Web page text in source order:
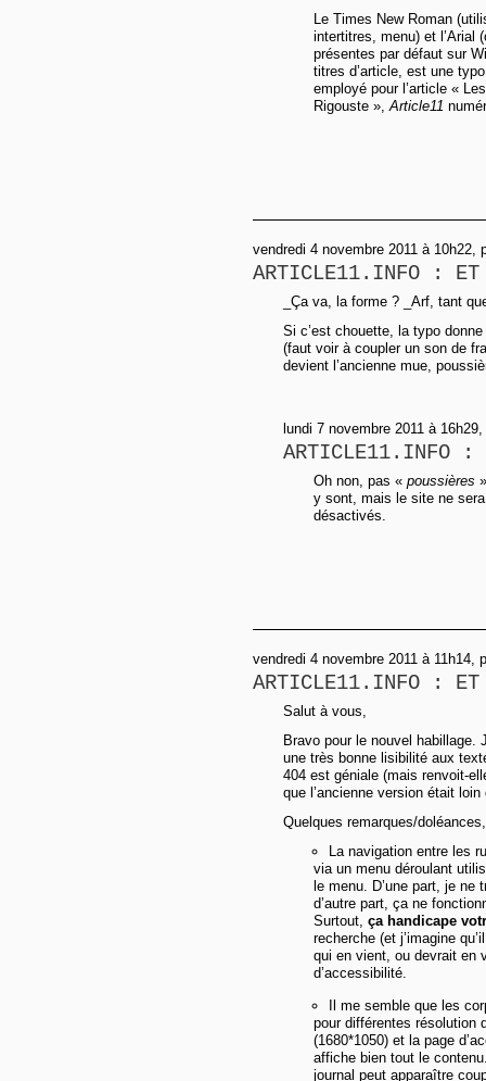
Le Times New Roman
intertitres, menu) et
présentes par défaut sur
titres d’article, est une
employé pour l’article «
Rigouste »,Article11
vendredi 4 novembre 2011 à 10h22,
ARTICLE11.INFO : ET
_Ça va, la forme ? _Arf, tant
Si c’est chouette, la typo
(faut voir à coupler un son de
devient l’ancienne mue,
lundi 7 novembre 2011 à
ARTICLE11.INFO :
Oh non, pas « poussières
y sont, mais le site ne
désactivés.
vendredi 4 novembre 2011 à 11h14,
ARTICLE11.INFO : ET
Salut à vous,
Bravo pour le nouvel habillage.
une très bonne lisibilité aux
404 est géniale (mais renvoit-
que l’ancienne version était loin
Quelques remarques/
La navigation entre les
via un menu déroulant
le menu. D’une part, je ne
d’autre part, ça ne
Surtout, ça handicape
recherche (et j’imagine
qui en vient, ou devrait en
d’accessibilité.
Il me semble que les
pour différentes résolution
(1680*1050) et la page
affiche bien tout le
journal peut apparaître